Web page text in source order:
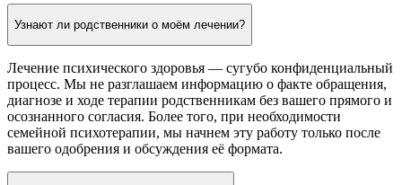
Узнают ли родственники о моём лечении?
Лечение психического здоровья — сугубо конфиденциальный
процесс. Мы не разглашаем информацию о факте обращения,
диагнозе и ходе терапии родственникам без вашего прямого и
осознанного согласия. Более того, при необходимости
семейной психотерапии, мы начнем эту работу только после
вашего одобрения и обсуждения её формата.